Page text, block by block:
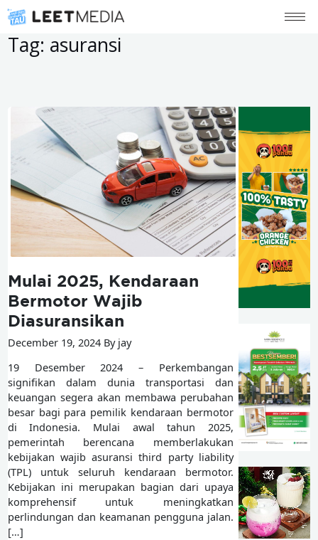
Tag: asuransi
Mulai 2025, Kendaraan
Bermotor Wajib
Diasuransikan
December 19, 2024 By jay
19 Desember 2024 – Perkembangan
signifikan dalam dunia transportasi dan
keuangan segera akan membawa perubahan
besar bagi para pemilik kendaraan bermotor
di Indonesia. Mulai awal tahun 2025,
pemerintah berencana memberlakukan
kebijakan wajib asuransi third party liability
(TPL) untuk seluruh kendaraan bermotor.
Kebijakan ini merupakan bagian dari upaya
komprehensif untuk meningkatkan
perlindungan dan keamanan pengguna jalan.
[…]